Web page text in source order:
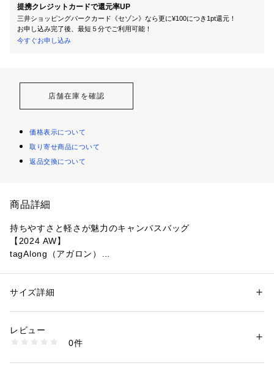
提携クレジットカードで還元率UP
三井ショッピングパークカード《セゾン》なら更に¥100につき1pt還元！
お申し込み完了後、最短５分でご利用可能！
今すぐお申し込み
店舗在庫を確認
価格表示について
取り寄せ商品について
返品交換について
商品詳細
持ちやすさと軽さが魅力のキャンバスバッグ
【2024 AW】
tagAlong（アガロン）
Share my likes パーソナルな「好き」を起点とした お気に入
-Story-
私たちが心に抱く「好き」という感情。それは、年齢を重ねて
性別：メンズ
素材：（表生地）コットン 100%（裏生地）コットン 100%（附属部分）
生産国：中国製
洗濯：洗濯× 漂白× アイロン× ドライ× タンブル乾燥× ウェット×
商品番号：1096600002677 （モール）
サイズ詳細
レビュー
0件